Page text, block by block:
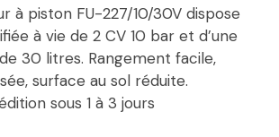
à piston FU-227/10/30V dispose
à vie de 2 CV 10 bar et d’une
30 litres. Rangement facile,
surface au sol réduite.
sous 1 à 3 jours